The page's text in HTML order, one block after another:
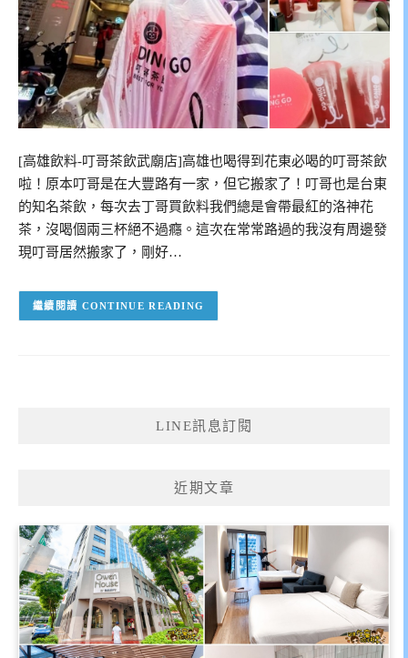
[高雄飲料-叮哥茶飲武廟店]高雄也喝得到花東必喝的叮哥茶飲
啦！原本叮哥是在大豐路有一家，但它搬家了！叮哥也是台東
的知名茶飲，每次去丁哥買飲料我們總是會帶最紅的洛神花
茶，沒喝個兩三杯絕不過癮。這次在常常路過的我沒有周邊發
現叮哥居然搬家了，剛好…
CONTINUE READING
LINE訊息訂閱
近期文章